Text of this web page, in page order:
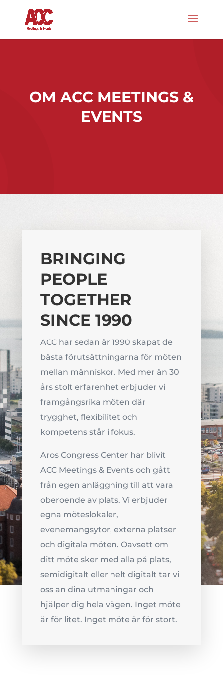
OM ACC MEETINGS &
EVENTS
BRINGING
PEOPLE
TOGETHER
SINCE 1990
ACC har sedan år 1990 skapat de
bästa förutsättningarna för möten
mellan människor. Med mer än 30
års stolt erfarenhet erbjuder vi
framgångsrika möten där
trygghet, flexibilitet och
kompetens står i fokus.
Aros Congress Center har blivit
ACC Meetings & Events och gått
från egen anläggning till att vara
oberoende av plats. Vi erbjuder
egna möteslokaler,
evenemangsytor, externa platser
och digitala möten. Oavsett om
ditt möte sker med alla på plats,
semidigitalt eller helt digitalt tar vi
oss an dina utmaningar och
hjälper dig hela vägen. Inget möte
är för litet. Inget möte är för stort.